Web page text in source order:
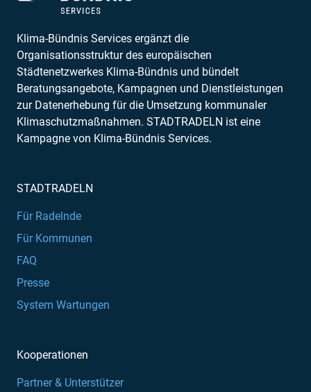
Klima-Bündnis Services ergänzt die
Organisationsstruktur des europäischen
Städtenetzwerkes Klima-Bündnis und bündelt
Beratungsangebote, Kampagnen und Dienstleistungen
zur Datenerhebung für die Umsetzung kommunaler
Klimaschutzmaßnahmen. STADTRADELN ist eine
Kampagne von Klima-Bündnis Services.
STADTRADELN
Für Radelnde
Für Kommunen
FAQ
Presse
System Wartungen
Kooperationen
Partner & Unterstützer